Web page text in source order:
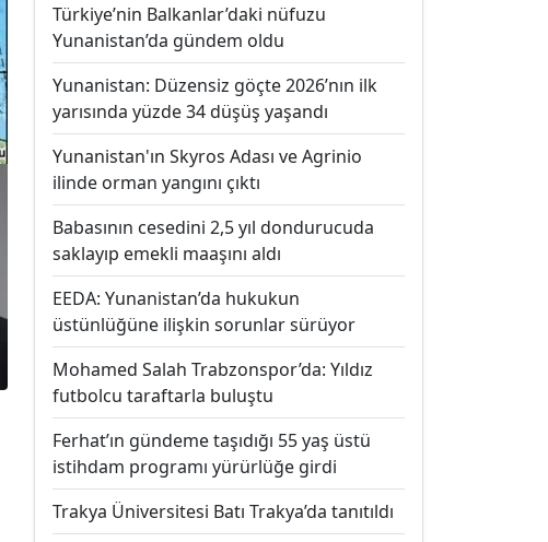
Türkiye’nin Balkanlar’daki nüfuzu
Yunanistan’da gündem oldu
Yunanistan: Düzensiz göçte 2026’nın ilk
yarısında yüzde 34 düşüş yaşandı
Yunanistan'ın Skyros Adası ve Agrinio
ilinde orman yangını çıktı
Babasının cesedini 2,5 yıl dondurucuda
saklayıp emekli maaşını aldı
EEDA: Yunanistan’da hukukun
üstünlüğüne ilişkin sorunlar sürüyor
Mohamed Salah Trabzonspor’da: Yıldız
futbolcu taraftarla buluştu
Ferhat’ın gündeme taşıdığı 55 yaş üstü
istihdam programı yürürlüğe girdi
Trakya Üniversitesi Batı Trakya’da tanıtıldı